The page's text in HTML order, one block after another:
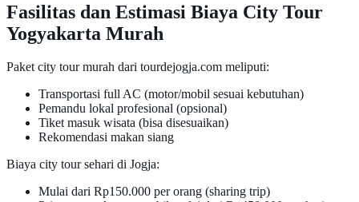
Fasilitas dan Estimasi Biaya City Tour
Yogyakarta Murah
Paket city tour murah dari tourdejogja.com meliputi:
Transportasi full AC (motor/mobil sesuai kebutuhan)
Pemandu lokal profesional (opsional)
Tiket masuk wisata (bisa disesuaikan)
Rekomendasi makan siang
Biaya city tour sehari di Jogja:
Mulai dari Rp150.000 per orang (sharing trip)